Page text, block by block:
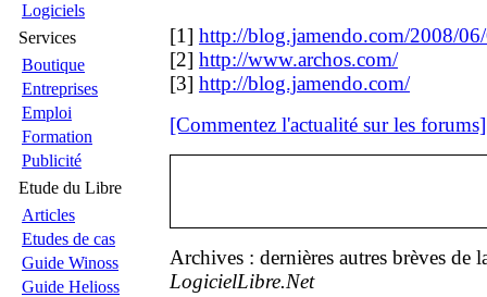
Logiciels
Services
Boutique
Entreprises
Emploi
Formation
Publicité
Etude du Libre
Articles
Etudes de cas
Guide Winoss
Guide Helioss
[1] http://blog.jamendo.com/2008/
[2] http://www.archos.com/
[3] http://blog.jamendo.com/
[Commentez l'actualité sur les forums]
Archives : dernières autres brèves de
LogicielLibre.Net